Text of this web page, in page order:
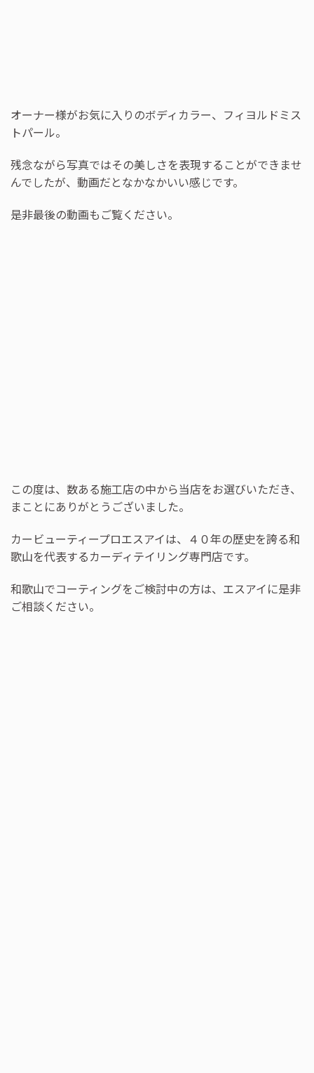
オーナー様がお気に入りのボディカラー、フィヨルドミス
トパール。
残念ながら写真ではその美しさを表現することができませ
んでしたが、動画だとなかなかいい感じです。
是非最後の動画もご覧ください。
この度は、数ある施工店の中から当店をお選びいただき、
まことにありがとうございました。
カービューティープロエスアイは、４０年の歴史を誇る和
歌山を代表するカーディテイリング専門店です。
和歌山でコーティングをご検討中の方は、エスアイに是非
ご相談ください。